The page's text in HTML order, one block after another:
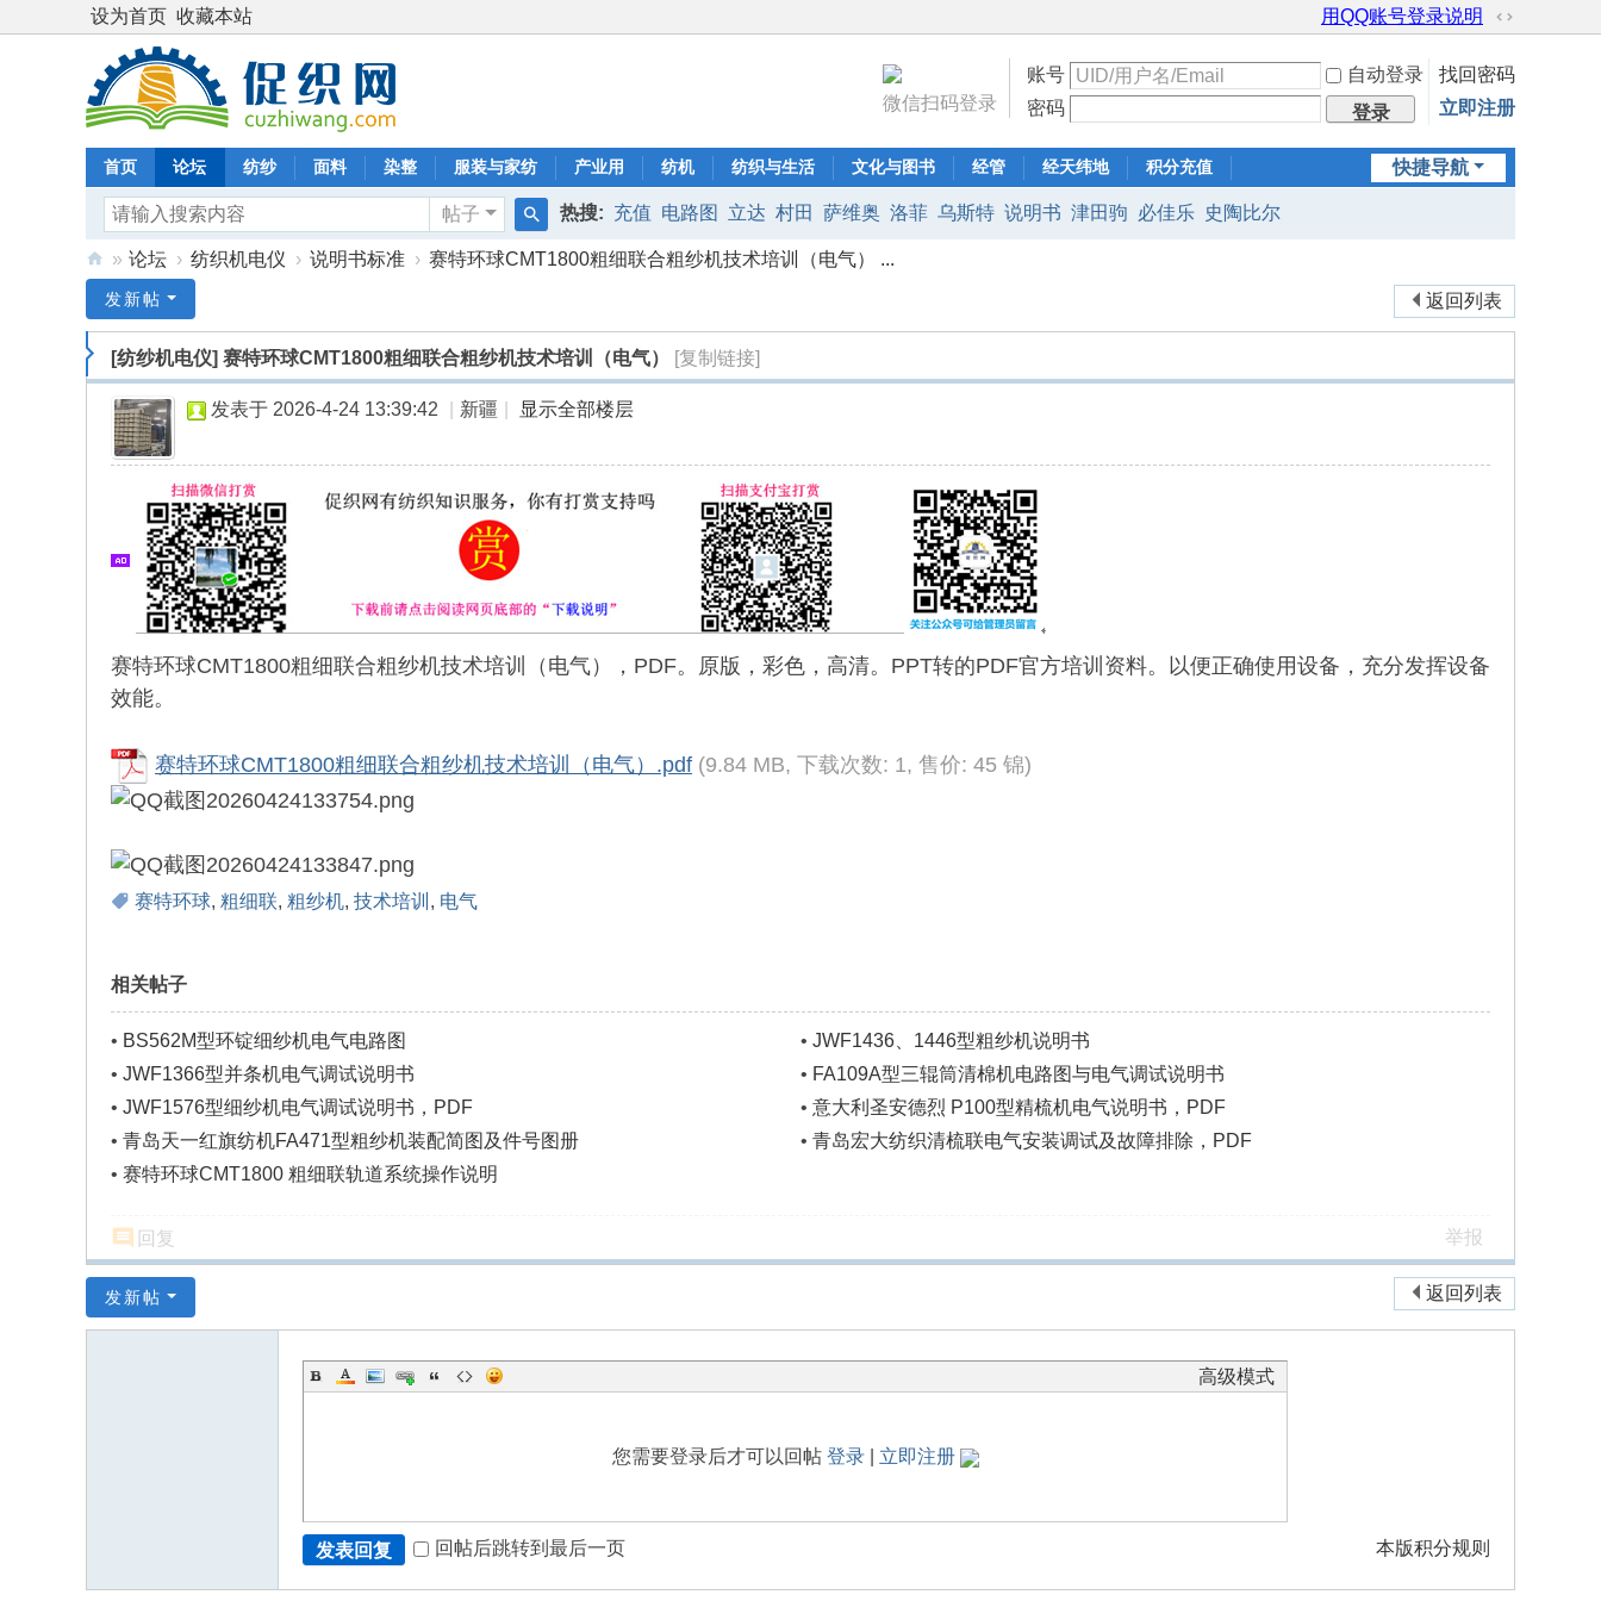
设为首页 收藏本站 用QQ账号登录说明
切
到
宽
版
账号 自动登录
找回密码
密码
登录 立即注册
微信扫码登录
快捷导航
首页 论坛 纺纱 面料 染整 服装与家纺 产业用 纺机 纺织与生活 文化与图书 经管 经天纬地 积分充值
帖子
搜
热搜: 充值 电路图 立达 村田 萨维奥 洛菲 乌斯特 说明书 津田驹 必佳乐 史陶比尔
织
网
» 论坛 › 纺织机电仪 › 说明书标准 › 赛特环球CMT1800粗细联合粗纱机技术培训（电气） ...
返回列表
发新帖
[纺纱机电仪] 赛特环球CMT1800粗细联合粗纱机技术培训（电气） [复制链接]
发表于 2026-4-24 13:39:42 新疆 显示全部楼层
赛特环球CMT1800粗细联合粗纱机技术培训（电气），PDF。原版，彩色，高清。PPT转的PDF官方培训资料。以便正确使用设备，充分发挥设备
效能。
赛特环球CMT1800粗细联合粗纱机技术培训（电气）.pdf (9.84 MB, 下载次数: 1, 售价: 45 锦)
赛特环球, 粗细联, 粗纱机, 技术培训 , 电气
相关帖子
• BS562M型环锭细纱机电气电路图 • JWF1436、1446型粗纱机说明书
• JWF1366型并条机电气调试说明书 • FA109A型三辊筒清棉机电路图与电气调试说明书
• JWF1576型细纱机电气调试说明书，PDF • 意大利圣安德烈 P100型精梳机电气说明书，PDF
• 青岛天一红旗纺机FA471型粗纱机装配简图及件号图册 • 青岛宏大纺织清梳联电气安装调试及故障排除，PDF
• 赛特环球CMT1800 粗细联轨道系统操作说明
回复 举报
返回列表
发新帖
高级模式
您需要登录后才可以回帖 登录| 立即注册
本版积分规则
发表回复 回帖后跳转到最后一页